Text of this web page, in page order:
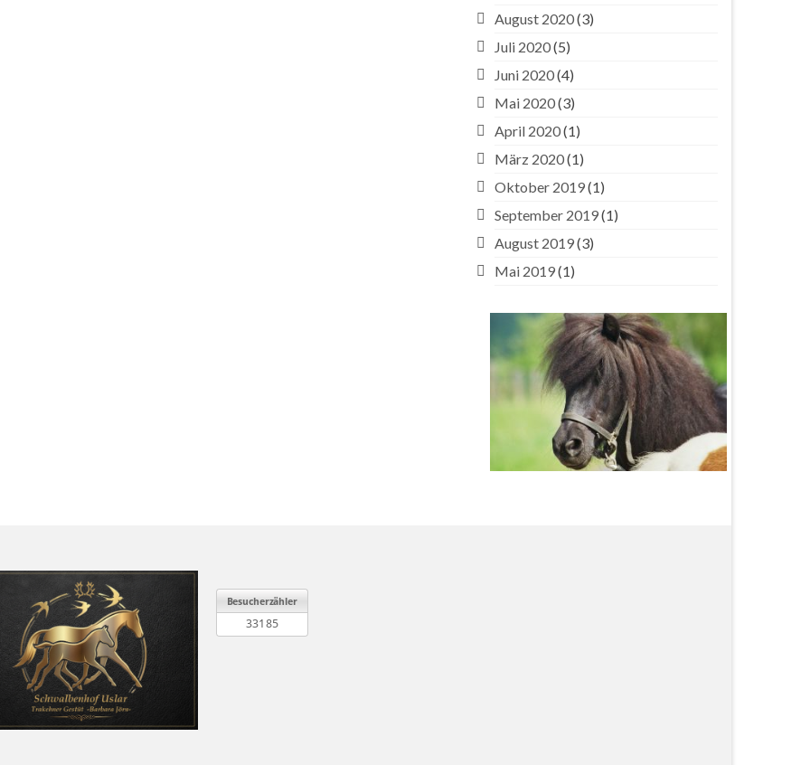
August 2020(3)
Juli 2020(5)
Juni 2020(4)
Mai 2020(3)
April 2020(1)
März 2020(1)
Oktober 2019(1)
September 2019(1)
August 2019(3)
Mai 2019(1)